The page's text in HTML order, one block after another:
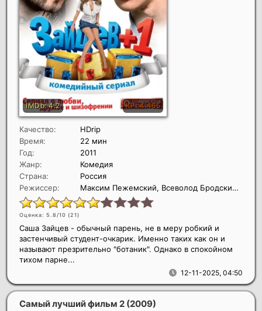
Качество:
HDrip
Время:
22 мин
Год:
2011
Жанр:
Комедия
Страна:
Россия
Режиссер:
Максим Пежемский, Всеволод Бродский, Михаил Старчак
Оценка: 5.8/10 (21)
12-11-2025, 04:50
Саша Зайцев - обычный парень, не в меру робкий и
застенчивый студент-очкарик. Именно таких как он и
называют презрительно "ботаник". Однако в спокойном
тихом парне...
Самый лучший фильм 2 (2009)